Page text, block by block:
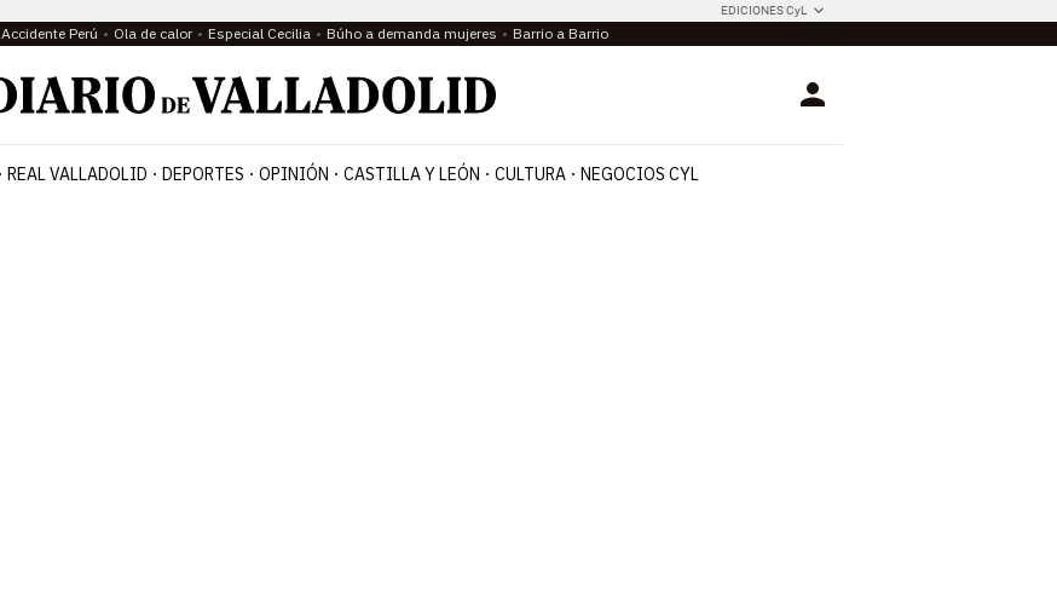
EDICIONES CyL
Accidente Perú Ola de calor Especial Cecilia Búho a demanda mujeres Barrio a Barrio
Login
REAL VALLADOLID DEPORTES OPINIÓN CASTILLA Y LEÓN CULTURA NEGOCIOS CYL